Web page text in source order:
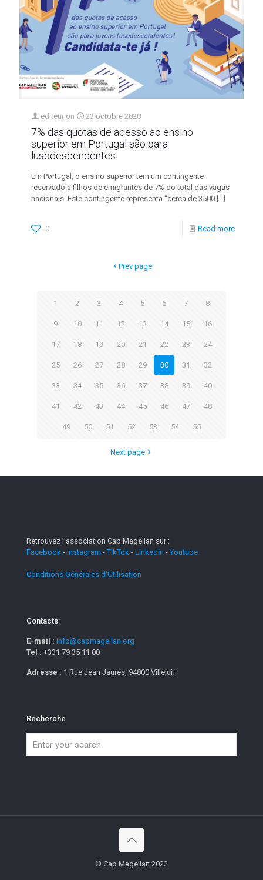
editeur on 23 octobre 2020
7% das quotas de acesso ao ensino
superior em Portugal são para
lusodescendentes
Em Portugal, o ensino superior tem um contingente
reservado a filhos de emigrantes de 7% do total das vagas
nacionais. Este contingente representa “cerca de 3500
0 Read more
Prev page
1 2 3 4 5 6 7 8
9 10 11 12 13 14 15 16
17 18 19 20 21 22 23 24
25 26 27 28 29 30 31 32
33 34 35 36 37 38 39 40
41 42 43 44 45 46 47 48
49 50 51 52 53 54 55
Next page
Retrouvez l'association Cap Magellan sur :
Facebook - Instagram -TikTok - Linkedin - Youtube
Conditions Générales d'Utilisation
Contacts:
E-mail : info@capmagellan.org
Tel : +331 79 35 11 00
Adresse : 1 Rue Jean Jaurès, 94800 Villejuif
Recherche
© Cap Magellan 2022